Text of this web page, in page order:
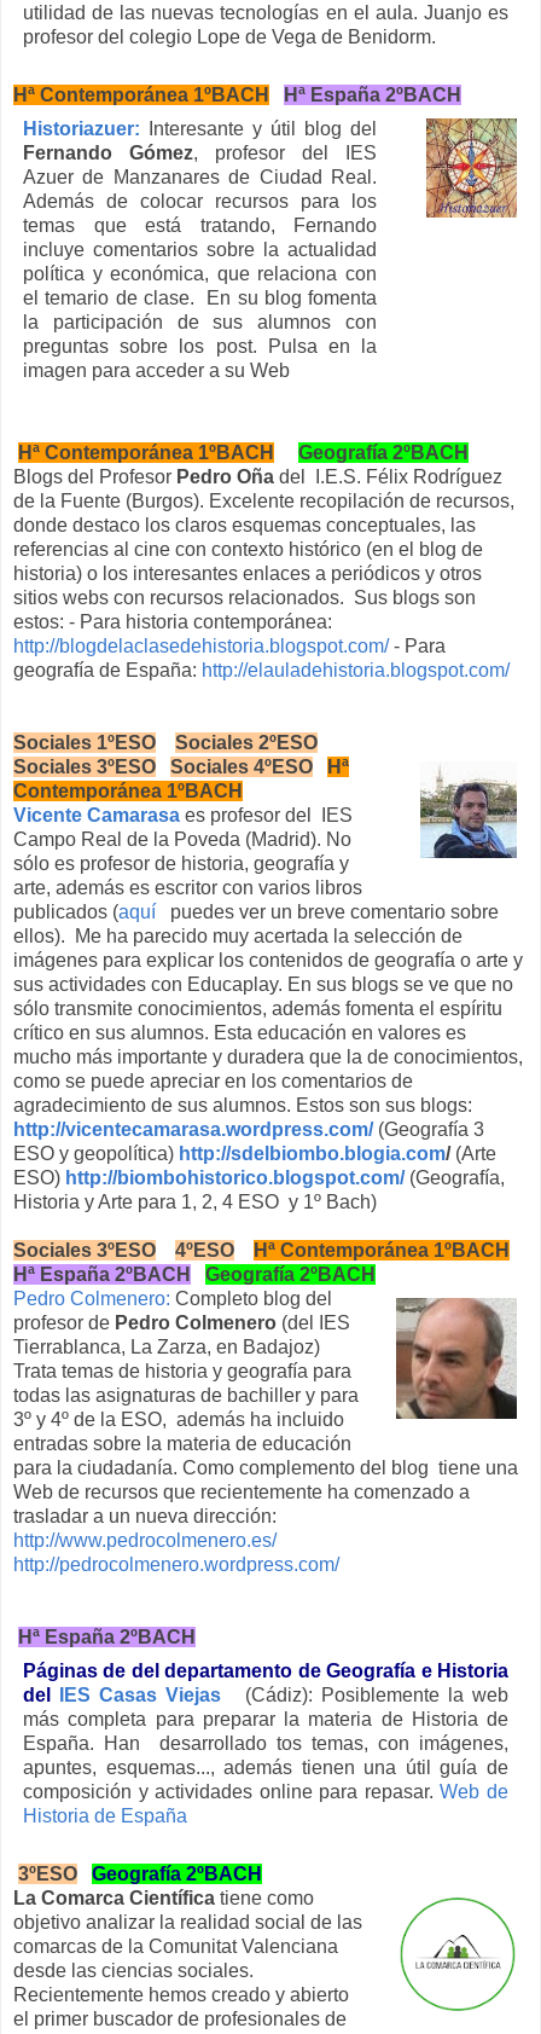
utilidad de las nuevas tecnologías en el aula. Juanjo es
profesor del colegio Lope de Vega de Benidorm.
Hª Contemporánea 1ºBACH
Hª España 2ºBACH
Historiazuer:
Interesante y útil blog del
Fernando Gómez, profesor del IES
Azuer de Manzanares de Ciudad Real.
Además de colocar recursos para los
temas que está tratando, Fernando
incluye comentarios sobre la actualidad
política y económica, que relaciona con
el temario de clase. En su blog fomenta
la participación de sus alumnos con
preguntas sobre los post. Pulsa en la
imagen para acceder a su Web
Hª Contemporánea 1ºBACH
Geografía 2ºBACH
Blogs del Profesor Pedro Oña del I.E.S. Félix Rodríguez
de la Fuente (Burgos). Excelente recopilación de recursos,
donde destaco los claros esquemas conceptuales, las
referencias al cine con contexto histórico (en el blog de
historia) o los interesantes enlaces a periódicos y otros
sitios webs con recursos relacionados. Sus blogs son
estos: - Para historia contemporánea:
http://blogdelaclasedehistoria.blogspot.com/- Para
geografía de España: http://elauladehistoria.blogspot.com/
Sociales 1ºESO
Sociales 2ºESO
Sociales 3ºESO
Sociales 4ºESO
Hª
Contemporánea 1ºBACH
Vicente Camarasa es profesor del IES
Campo Real de la Poveda (Madrid). No
sólo es profesor de historia, geografía y
arte, además es escritor con varios libros
publicados (aquí
puedes ver un breve comentario sobre
ellos). Me ha parecido muy acertada la selección de
imágenes para explicar los contenidos de geografía o arte y
sus actividades con Educaplay. En sus blogs se ve que no
sólo transmite conocimientos, además fomenta el espíritu
crítico en sus alumnos. Esta educación en valores es
mucho más importante y duradera que la de conocimientos,
como se puede apreciar en los comentarios de
agradecimiento de sus alumnos. Estos son sus blogs:
http://vicentecamarasa.wordpress.com/ (Geografía 3
ESO y geopolítica) http://sdelbiombo.blogia.com/ (Arte
ESO) http://biombohistorico.blogspot.com/ (Geografía,
Historia y Arte para 1, 2, 4 ESO y 1º Bach)
Sociales 3ºESO 4ºESO
Hª Contemporánea 1ºBACH
Hª España 2ºBACH
Geografía 2ºBACH
Pedro Colmenero: Completo blog del
profesor de Pedro Colmenero (del IES
Tierrablanca, La Zarza, en Badajoz)
Trata temas de historia y geografía para
todas las asignaturas de bachiller y para
3º y 4º de la ESO, además ha incluido
entradas sobre la materia de educación
para la ciudadanía. Como complemento del blog tiene una
Web de recursos que recientemente ha comenzado a
trasladar a un nueva dirección:
http://www.pedrocolmenero.es/
http://pedrocolmenero.wordpress.com/
Hª España 2ºBACH
Páginas de del departamento de Geografía e Historia
del
IES Casas Viejas
(Cádiz): Posiblemente la web
más completa para preparar la materia de Historia de
España. Han desarrollado tos temas, con imágenes,
apuntes, esquemas..., además tienen una útil guía de
composición y actividades online para repasar.Web de
Historia de España
3ºESO
Geografía 2ºBACH
La Comarca Científica tiene como
objetivo analizar la realidad social de las
comarcas de la Comunitat Valenciana
desde las ciencias sociales.
Recientemente hemos creado y abierto
el primer buscador de profesionales de